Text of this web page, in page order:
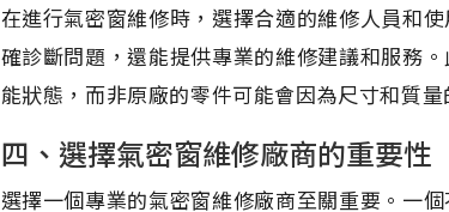
在進行氣密窗維修時，選擇合適的維修人員和
確診斷問題，還能提供專業的維修建議和服務
能狀態，而非原廠的零件可能會因為尺寸和質
四、選擇氣密窗維修廠商的重要性
選擇一個專業的氣密窗維修廠商至關重要。一